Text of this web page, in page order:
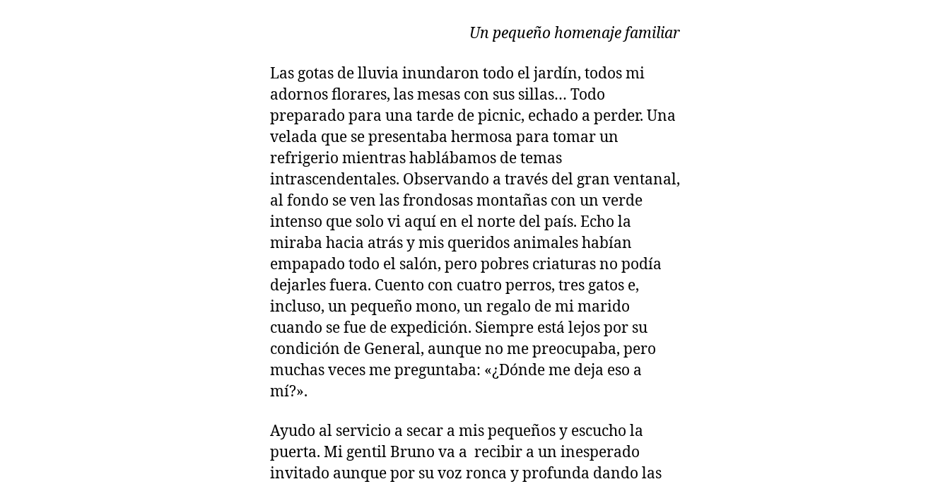
Un pequeño homenaje familiar
Las gotas de lluvia inundaron todo el jardín, todos mi
adornos florares, las mesas con sus sillas… Todo
preparado para una tarde de picnic, echado a perder. Una
velada que se presentaba hermosa para tomar un
refrigerio mientras hablábamos de temas
intrascendentales. Observando a través del gran ventanal,
al fondo se ven las frondosas montañas con un verde
intenso que solo vi aquí en el norte del país. Echo la
miraba hacia atrás y mis queridos animales habían
empapado todo el salón, pero pobres criaturas no podía
dejarles fuera. Cuento con cuatro perros, tres gatos e,
incluso, un pequeño mono, un regalo de mi marido
cuando se fue de expedición. Siempre está lejos por su
condición de General, aunque no me preocupaba, pero
muchas veces me preguntaba: «¿Dónde me deja eso a
mí?».
Ayudo al servicio a secar a mis pequeños y escucho la
puerta. Mi gentil Bruno va a recibir a un inesperado
invitado aunque por su voz ronca y profunda dando las